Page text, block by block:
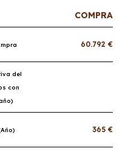
COMPRA
60.792 €
del
con
365 €